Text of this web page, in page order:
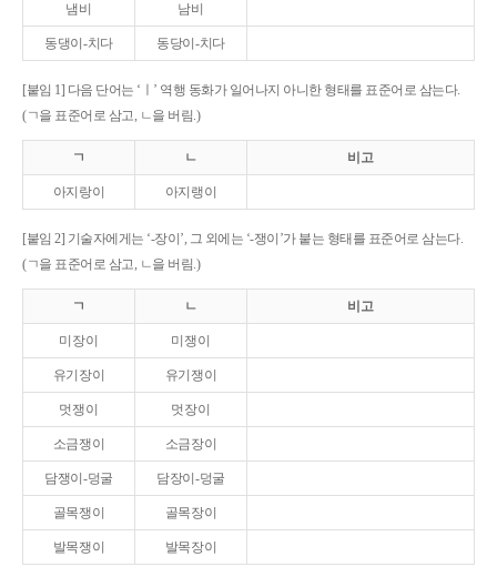
냄비 남비
동댕이-치다 동당이-치다
[붙임 1] 다음 단어는 ‘ㅣ’ 역행 동화가 일어나지 아니한 형태를 표준어로 삼는다.
(ㄱ을 표준어로 삼고, ㄴ을 버림.)
ㄱ ㄴ 비고
아지랑이 아지랭이
[붙임 2] 기술자에게는 ‘-장이’, 그 외에는 ‘-쟁이’가 붙는 형태를 표준어로 삼는다.
(ㄱ을 표준어로 삼고, ㄴ을 버림.)
ㄱ ㄴ 비고
미장이 미쟁이
유기장이 유기쟁이
멋쟁이 멋장이
소금쟁이 소금장이
담쟁이-덩굴 담장이-덩굴
골목쟁이 골목장이
발목쟁이 발목장이